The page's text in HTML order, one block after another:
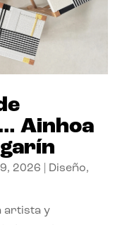
Ainhoa
2026 Diseño,
artista y